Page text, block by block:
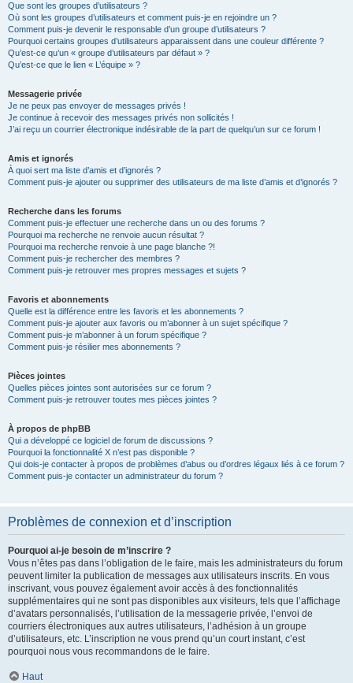
Que sont les groupes d’utilisateurs ?
Où sont les groupes d’utilisateurs et comment puis-je en rejoindre un ?
Comment puis-je devenir le responsable d’un groupe d’utilisateurs ?
Pourquoi certains groupes d’utilisateurs apparaissent dans une couleur différente ?
Qu’est-ce qu’un « groupe d’utilisateurs par défaut » ?
Qu’est-ce que le lien « L’équipe » ?
Messagerie privée
Je ne peux pas envoyer de messages privés !
Je continue à recevoir des messages privés non sollicités !
J’ai reçu un courrier électronique indésirable de la part de quelqu’un sur ce forum !
Amis et ignorés
À quoi sert ma liste d’amis et d’ignorés ?
Comment puis-je ajouter ou supprimer des utilisateurs de ma liste d’amis et d’ignorés ?
Recherche dans les forums
Comment puis-je effectuer une recherche dans un ou des forums ?
Pourquoi ma recherche ne renvoie aucun résultat ?
Pourquoi ma recherche renvoie à une page blanche ?!
Comment puis-je rechercher des membres ?
Comment puis-je retrouver mes propres messages et sujets ?
Favoris et abonnements
Quelle est la différence entre les favoris et les abonnements ?
Comment puis-je ajouter aux favoris ou m’abonner à un sujet spécifique ?
Comment puis-je m’abonner à un forum spécifique ?
Comment puis-je résilier mes abonnements ?
Pièces jointes
Quelles pièces jointes sont autorisées sur ce forum ?
Comment puis-je retrouver toutes mes pièces jointes ?
À propos de phpBB
Qui a développé ce logiciel de forum de discussions ?
Pourquoi la fonctionnalité X n’est pas disponible ?
Qui dois-je contacter à propos de problèmes d’abus ou d’ordres légaux liés à ce forum ?
Comment puis-je contacter un administrateur du forum ?
Problèmes de connexion et d’inscription
Pourquoi ai-je besoin de m’inscrire ?
Vous n’êtes pas dans l’obligation de le faire, mais les administrateurs du forum
peuvent limiter la publication de messages aux utilisateurs inscrits. En vous
inscrivant, vous pouvez également avoir accès à des fonctionnalités
supplémentaires qui ne sont pas disponibles aux visiteurs, tels que l’affichage
d’avatars personnalisés, l’utilisation de la messagerie privée, l’envoi de
courriers électroniques aux autres utilisateurs, l’adhésion à un groupe
d’utilisateurs, etc. L’inscription ne vous prend qu’un court instant, c’est
pourquoi nous vous recommandons de le faire.
Haut